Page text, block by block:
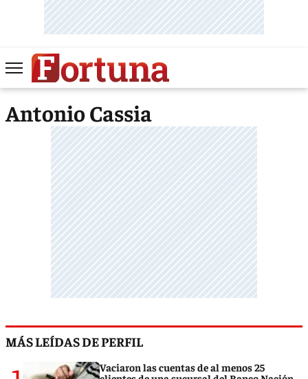
Antonio Cassia
MÁS LEÍDAS DE PERFIL
Vaciaron las cuentas de al menos 25